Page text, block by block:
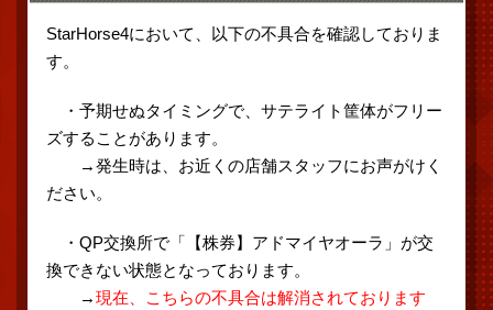
StarHorse4において、以下の不具合を確認しておりま
す。
・予期せぬタイミングで、サテライト筐体がフリー
ズすることがあります。
→発生時は、お近くの店舗スタッフにお声がけく
ださい。
・QP交換所で「【株券】アドマイヤオーラ」が交
換できない状態となっております。
→現在、こちらの不具合は解消されております